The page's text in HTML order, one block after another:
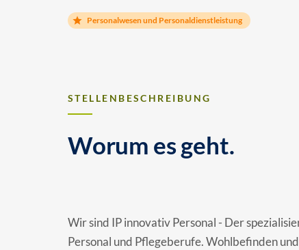
Personalwesen und Personaldienstleistung
STELLENBESCHREIBUNG
Worum es geht.
Wir sind IP innovativ Personal - Der
Personal und Pflegeberufe. Wohlbefinden